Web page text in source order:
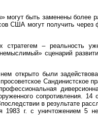
могут быть заменены более
США могут получить
стратегем – реальность
сценарий
открыто были
Сандинистское
сопротивления. 14
в результате
г. с уничтожением 5